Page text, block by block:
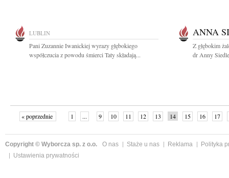
LUBLIN
Pani Zuzannie Iwanickiej wyrazy głębokiego
współczucia z powodu śmierci Taty składają...
ANNA
Z głębokim
dr Anny
« poprzednie 1 ... 9 10 11 12 13 14 15 16 17
Copyright © Wyborcza sp. z o.o. O nas Staże u nas Reklama
Polityka
Ustawienia prywatności